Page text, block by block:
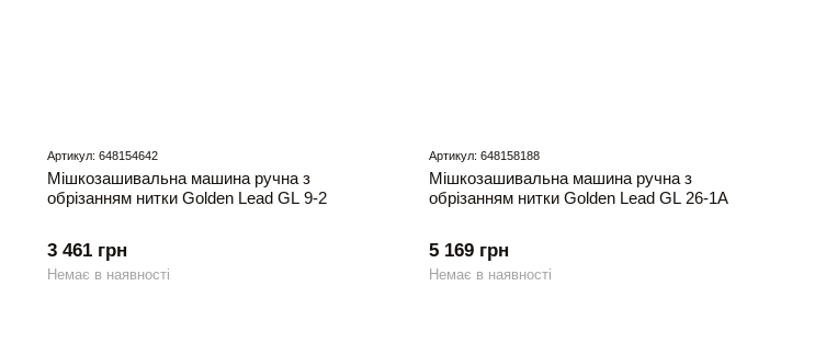
Артикул: 648154642
Мішкозашивальна машина ручна з
обрізанням нитки Golden Lead GL 9-2
3 461 грн
Немає в наявності
Артикул: 648158188
Мішкозашивальна машина ручна з
обрізанням нитки Golden Lead GL 26-1A
5 169 грн
Немає в наявності